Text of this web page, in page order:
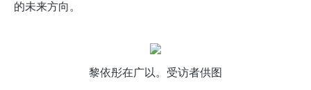
的未来方向。
黎依彤在广以。受访者供图